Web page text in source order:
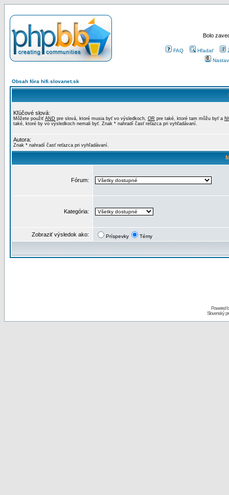
Bolo
FAQ Hľadať
Obsah fóra hifi.slovanet.sk
Kľúčové slová:
Môžete použiť AND pre slová, ktoré musia byť vo výsledkoch, OR pre také, ktoré tam môžu byť a
také, ktoré by vo výsledkoch nemali byť. Znak * nahradí časť reťazca pri vyhľadávaní.
Autora:
Znak * nahradí časť reťazca pri vyhľadávaní.
Fórum:
Kategória:
Zobraziť výsledok ako: Príspevky Témy
Powered
Slovenský